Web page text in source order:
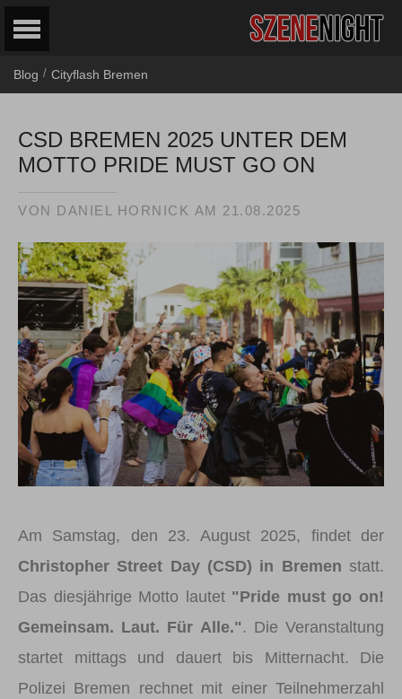
Blog / Cityflash Bremen
CSD BREMEN 2025 UNTER DEM
MOTTO PRIDE MUST GO ON
VON DANIEL HORNICK AM 21.08.2025
Am Samstag, den 23. August 2025, findet der
Christopher Street Day (CSD) in Bremen statt.
Das diesjährige Motto lautet "Pride must go on!
Gemeinsam. Laut. Für Alle.". Die Veranstaltung
startet mittags und dauert bis Mitternacht. Die
Polizei Bremen rechnet mit einer Teilnehmerzahl